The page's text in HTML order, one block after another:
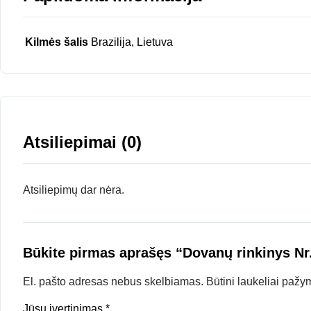
Kilmės šalis Brazilija, Lietuva
Atsiliepimai (0)
Atsiliepimų dar nėra.
Būkite pirmas aprašęs “Dovanų rinkinys
El. pašto adresas nebus skelbiamas. Būtini laukeliai
Jūsų įvertinimas *